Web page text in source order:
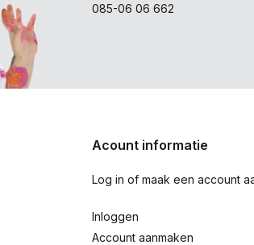
085-06 06 662
Acount informatie
Log in of maak een account
Inloggen
Account aanmaken